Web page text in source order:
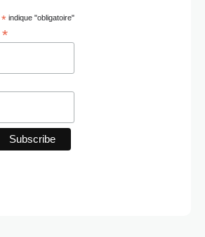
*indique "obligatoire"
*